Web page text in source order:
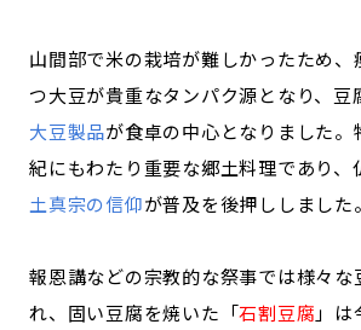
山間部で米の栽培が難しかったため、
つ大豆が貴重なタンパク源となり、豆
大豆製品が食卓の中心となりました。
紀にもわたり重要な郷土料理であり、
土真宗の信仰が普及を後押ししました。
報恩講などの宗教的な祭事では様々な
れ、固い豆腐を焼いた「石割豆腐 」は